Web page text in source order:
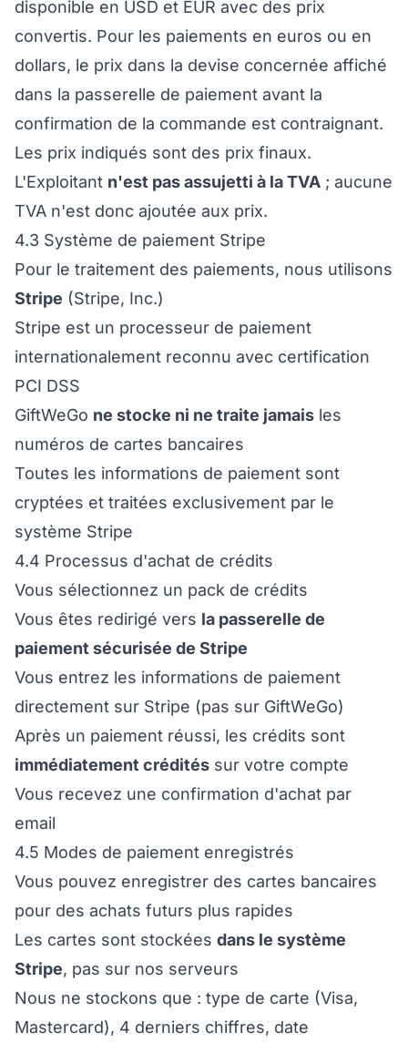
disponible en USD et EUR avec des prix
convertis. Pour les paiements en euros ou en
dollars, le prix dans la devise concernée affiché
dans la passerelle de paiement avant la
confirmation de la commande est contraignant.
Les prix indiqués sont des prix finaux.
L'Exploitant n'est pas assujetti à la TVA ; aucune
TVA n'est donc ajoutée aux prix.
4.3 Système de paiement Stripe
Pour le traitement des paiements, nous utilisons
Stripe (Stripe, Inc.)
Stripe est un processeur de paiement
internationalement reconnu avec certification
PCI DSS
GiftWeGo ne stocke ni ne traite jamais les
numéros de cartes bancaires
Toutes les informations de paiement sont
cryptées et traitées exclusivement par le
système Stripe
4.4 Processus d'achat de crédits
Vous sélectionnez un pack de crédits
Vous êtes redirigé vers la passerelle de
paiement sécurisée de Stripe
Vous entrez les informations de paiement
directement sur Stripe (pas sur GiftWeGo)
Après un paiement réussi, les crédits sont
immédiatement crédités sur votre compte
Vous recevez une confirmation d'achat par
email
4.5 Modes de paiement enregistrés
Vous pouvez enregistrer des cartes bancaires
pour des achats futurs plus rapides
Les cartes sont stockées dans le système
Stripe, pas sur nos serveurs
Nous ne stockons que : type de carte (Visa,
Mastercard), 4 derniers chiffres, date